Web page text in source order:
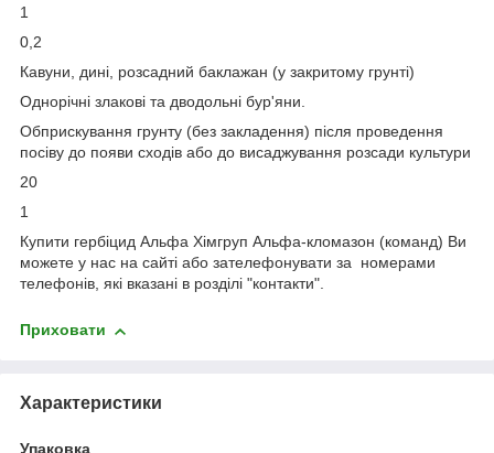
1
0,2
Кавуни, дині, розсадний баклажан (у закритому грунті)
Однорічні злакові та дводольні бур'яни.
Обприскування грунту (без закладення) після проведення
посіву до появи сходів або до висаджування розсади культури
20
1
Купити гербіцид Альфа Хімгруп Альфа-кломазон (команд) Ви
можете у нас на сайті або зателефонувати за номерами
телефонів, які вказані в розділі "контакти".
Приховати
Характеристики
Упаковка